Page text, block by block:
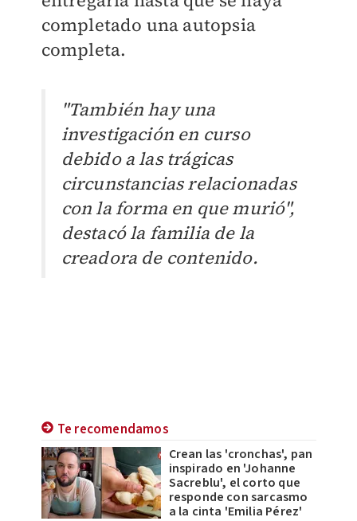
completado una autopsia
completa.
"También hay una
investigación en curso
debido a las trágicas
circunstancias relacionadas
con la forma en que murió",
destacó la familia de la
creadora de contenido.
Te recomendamos
Crean las 'cronchas', pan
inspirado en 'Johanne
Sacreblu', el corto que
responde con sarcasmo
a la cinta 'Emilia Pérez'